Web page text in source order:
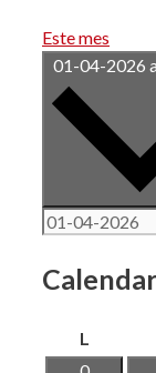
Este mes
01-04-2026
L